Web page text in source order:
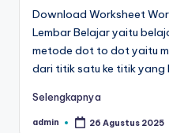
Download Worksheet
Lembar Belajar yaitu
metode dot to dot yaitu
dari titik satu ke titik yang
Selengkapnya
Posted
admin 26 Agustus 2025